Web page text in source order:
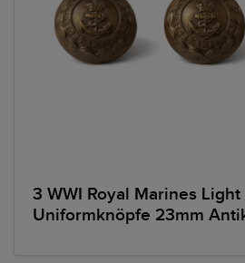
3 WWI Royal Marines
Uniformknöpfe 23mm